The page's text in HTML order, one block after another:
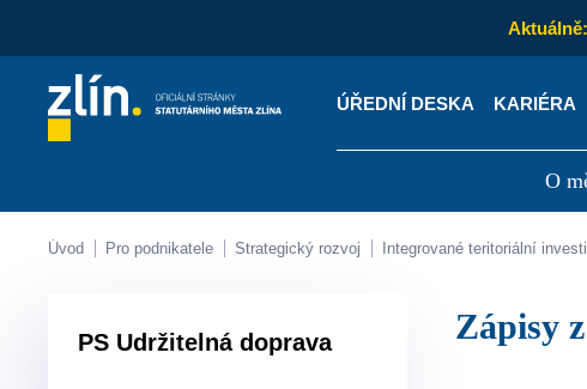
Aktuálně:
ÚŘEDNÍ DESKA KARIÉRA
O
Kontakty Úřední deska
Úvod Pro podnikatele Strategický rozvoj Integrované teritoriální
PS Udržitelná doprava